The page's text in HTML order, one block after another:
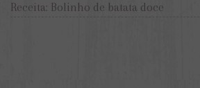
Receita: Bolinho de batata doce